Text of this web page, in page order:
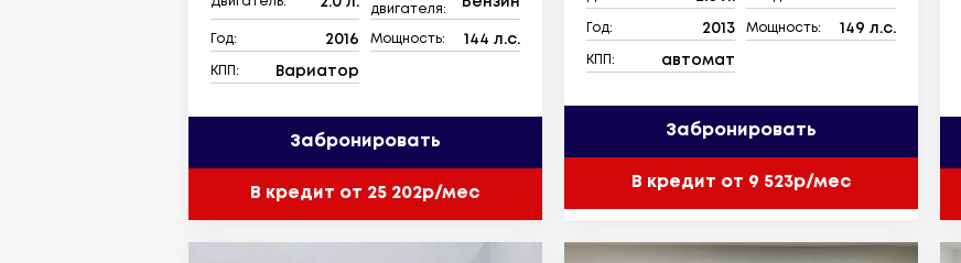
двигателя:
Год: 2016 Мощность: 144 л.с.
КПП: Вариатор
Забронировать
В кредит от 25 202р/мес
Год: 2013 Мощность: 149 л.с.
КПП: автомат
Забронировать
В кредит от 9 523р/мес